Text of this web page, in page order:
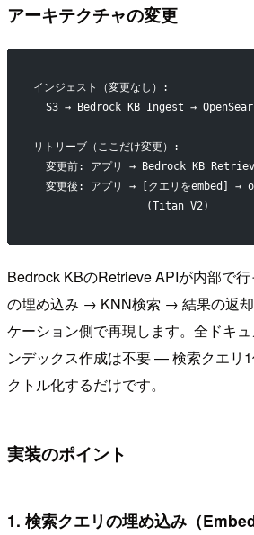
アーキテクチャの変更
インジェスト（変更なし）:
S3 → Bedrock KB Ingest →
リトリーブ（ここだけ変更）:
変更前: アプリ → Bedrock KB
変更後: アプリ → [クエリをembed]
(Titan V2)
Bedrock KBのRetrieve APIが内部で
の埋め込み → KNN検索 → 結果の返却
ケーション側で再現します。全ドキ
ンデックス作成は不要 — 検索クエリ
クトル化するだけです。
実装のポイント
1. 検索クエリの埋め込み（